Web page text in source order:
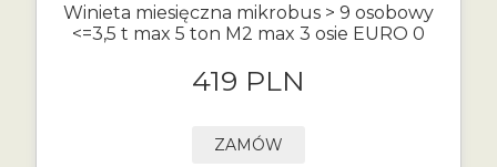
Winieta miesięczna mikrobus > 9 osobowy
<=3,5 t max 5 ton M2 max 3 osie EURO 0
419 PLN
ZAMÓW